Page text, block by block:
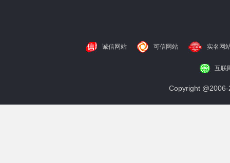
诚信网站 可信网站 实名网
互联
Copyright